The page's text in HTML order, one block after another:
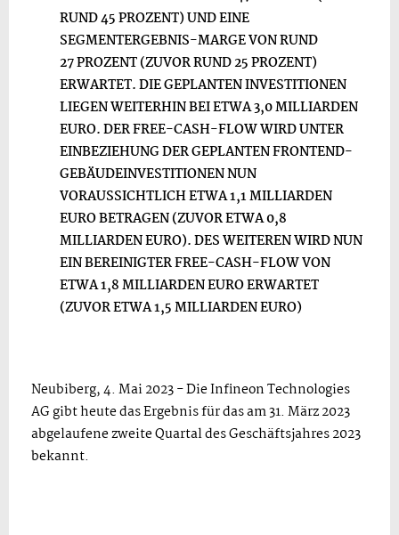
RUND 45 PROZENT) UND EINE
SEGMENTERGEBNIS-MARGE VON RUND
27PROZENT (ZUVOR RUND 25 PROZENT)
ERWARTET. DIE GEPLANTEN INVESTITIONEN
LIEGEN WEITERHIN BEI ETWA 3,0MILLIARDEN
EURO. DER FREE-CASH-FLOW WIRD UNTER
EINBEZIEHUNG DER GEPLANTEN FRONTEND-
GEBÄUDEINVESTITIONEN NUN
VORAUSSICHTLICH ETWA 1,1 MILLIARDEN
EURO BETRAGEN (ZUVOR ETWA 0,8
MILLIARDEN EURO). DES WEITEREN WIRD NUN
EIN BEREINIGTER FREE-CASH-FLOW VON
ETWA 1,8 MILLIARDEN EURO ERWARTET
(ZUVOR ETWA 1,5 MILLIARDEN EURO)
Neubiberg, 4. Mai 2023 - Die Infineon Technologies
AG gibt heute das Ergebnis für das am 31. März 2023
abgelaufene zweite Quartal des Geschäftsjahres 2023
bekannt.